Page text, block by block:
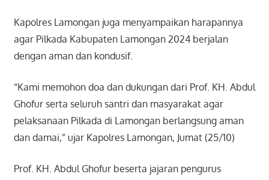
Kapolres Lamongan juga menyampaikan harapannya
agar Pilkada Kabupaten Lamongan 2024 berjalan
dengan aman dan kondusif.
“Kami memohon doa dan dukungan dari Prof. KH. Abdul
Ghofur serta seluruh santri dan masyarakat agar
pelaksanaan Pilkada di Lamongan berlangsung aman
dan damai,” ujar Kapolres Lamongan, Jumat (25/10)
Prof. KH. Abdul Ghofur beserta jajaran pengurus